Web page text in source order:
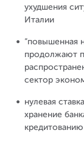
ухудшения
Италии
“повышенная
продолжают
сектор
нулевая
хранение